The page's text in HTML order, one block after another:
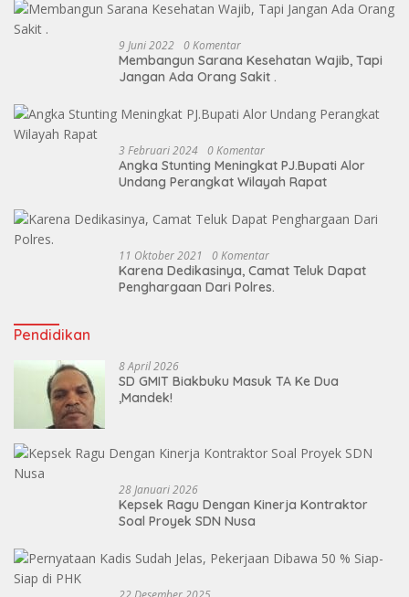
9 Juni 2022 0 Komentar
Membangun Sarana Kesehatan Wajib, Tapi
Jangan Ada Orang Sakit .
3 Februari 2024 0 Komentar
Angka Stunting Meningkat PJ.Bupati Alor
Undang Perangkat Wilayah Rapat
11 Oktober 2021 0 Komentar
Karena Dedikasinya, Camat Teluk Dapat
Penghargaan Dari Polres.
Pendidikan
8 April 2026
SD GMIT Biakbuku Masuk TA Ke Dua
,Mandek!
28 Januari 2026
Kepsek Ragu Dengan Kinerja Kontraktor
Soal Proyek SDN Nusa